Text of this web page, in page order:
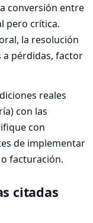
conversión entre
pero crítica.
la resolución
a pérdidas, factor
reales
con las
con
de implementar
facturación.
citadas